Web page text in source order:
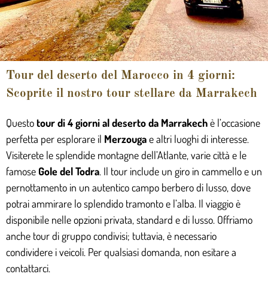
Tour del deserto del Marocco in 4 giorni:
Scoprite il nostro tour stellare da Marrakech
Questotour di 4 giorni al deserto da Marrakechè l’occasione
perfetta per esplorare il Merzougae altri luoghi di interesse.
Visiterete le splendide montagne dell’Atlante, varie città e le
famose Gole del Todra. Il tour include un giro in cammello e un
pernottamento in un autentico campo berbero di lusso, dove
potrai ammirare lo splendido tramonto e l’alba. Il viaggio è
disponibile nelle opzioni privata, standard e di lusso. Offriamo
anche tour di gruppo condivisi; tuttavia, è necessario
condividere i veicoli. Per qualsiasi domanda, non esitare a
contattarci.